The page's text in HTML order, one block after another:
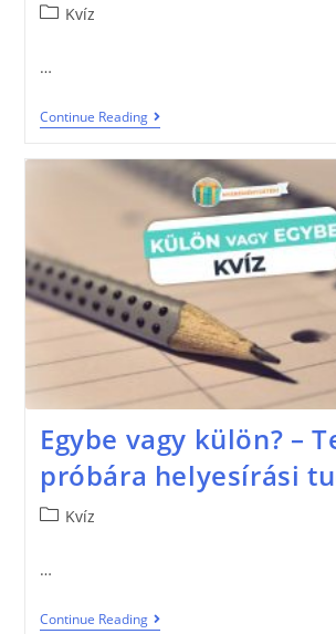
Kvíz
…
Continue Reading
Egybe vagy külön? –
próbára helyesírási
Kvíz
…
Continue Reading